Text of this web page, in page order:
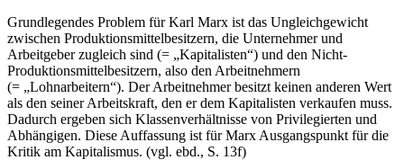
Grundlegendes Problem für Karl Marx ist das Ungleichgewicht
zwischen Produktionsmittelbesitzern, die Unternehmer und
Arbeitgeber zugleich sind (= „Kapitalisten“) und den Nicht-
Produktionsmittelbesitzern, also den Arbeitnehmern
(= „Lohnarbeitern“). Der Arbeitnehmer besitzt keinen anderen Wert
als den seiner Arbeitskraft, den er dem Kapitalisten verkaufen muss.
Dadurch ergeben sich Klassenverhältnisse von Privilegierten und
Abhängigen. Diese Auffassung ist für Marx Ausgangspunkt für die
Kritik am Kapitalismus. (vgl. ebd., S. 13f)